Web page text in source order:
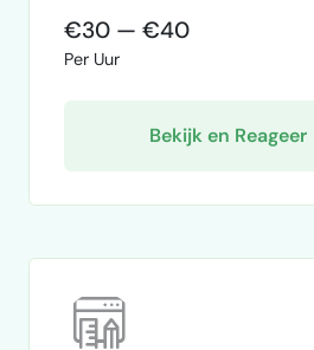
millions of subscribers and
international audience. If you're passionate
about video production
€30 — €40
Per Uur
Bekijk en Reageer